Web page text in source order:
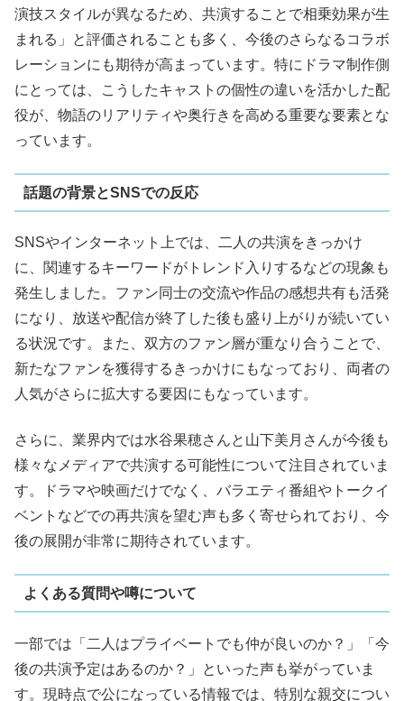
演技スタイルが異なるため、共演することで相乗効果が生
まれる」と評価されることも多く、今後のさらなるコラボ
レーションにも期待が高まっています。特にドラマ制作側
にとっては、こうしたキャストの個性の違いを活かした配
役が、物語のリアリティや奥行きを高める重要な要素とな
っています。
話題の背景とSNSでの反応
SNSやインターネット上では、二人の共演をきっかけ
に、関連するキーワードがトレンド入りするなどの現象も
発生しました。ファン同士の交流や作品の感想共有も活発
になり、放送や配信が終了した後も盛り上がりが続いてい
る状況です。また、双方のファン層が重なり合うことで、
新たなファンを獲得するきっかけにもなっており、両者の
人気がさらに拡大する要因にもなっています。
さらに、業界内では水谷果穂さんと山下美月さんが今後も
様々なメディアで共演する可能性について注目されていま
す。ドラマや映画だけでなく、バラエティ番組やトークイ
ベントなどでの再共演を望む声も多く寄せられており、今
後の展開が非常に期待されています。
よくある質問や噂について
一部では「二人はプライベートでも仲が良いのか？」「今
後の共演予定はあるのか？」といった声も挙がっていま
す。現時点で公になっている情報では、特別な親交につい